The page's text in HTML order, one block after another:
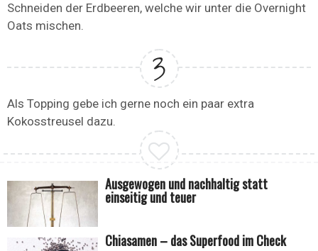
Schneiden der Erdbeeren, welche wir unter die Overnight
Oats mischen.
Als Topping gebe ich gerne noch ein paar extra
Kokosstreusel dazu.
Ausgewogen und nachhaltig statt
einseitig und teuer
Chiasamen – das Superfood im Check